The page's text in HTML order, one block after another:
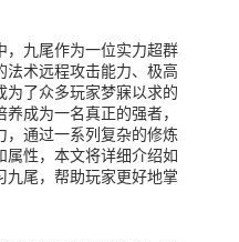
，九尾作为一位实力超群
法术远程攻击能力、极高
为了众多玩家梦寐以求的
成为一名真正的强者，
，通过一系列复杂的修炼
属性，本文将详细介绍如
九尾，帮助玩家更好地掌